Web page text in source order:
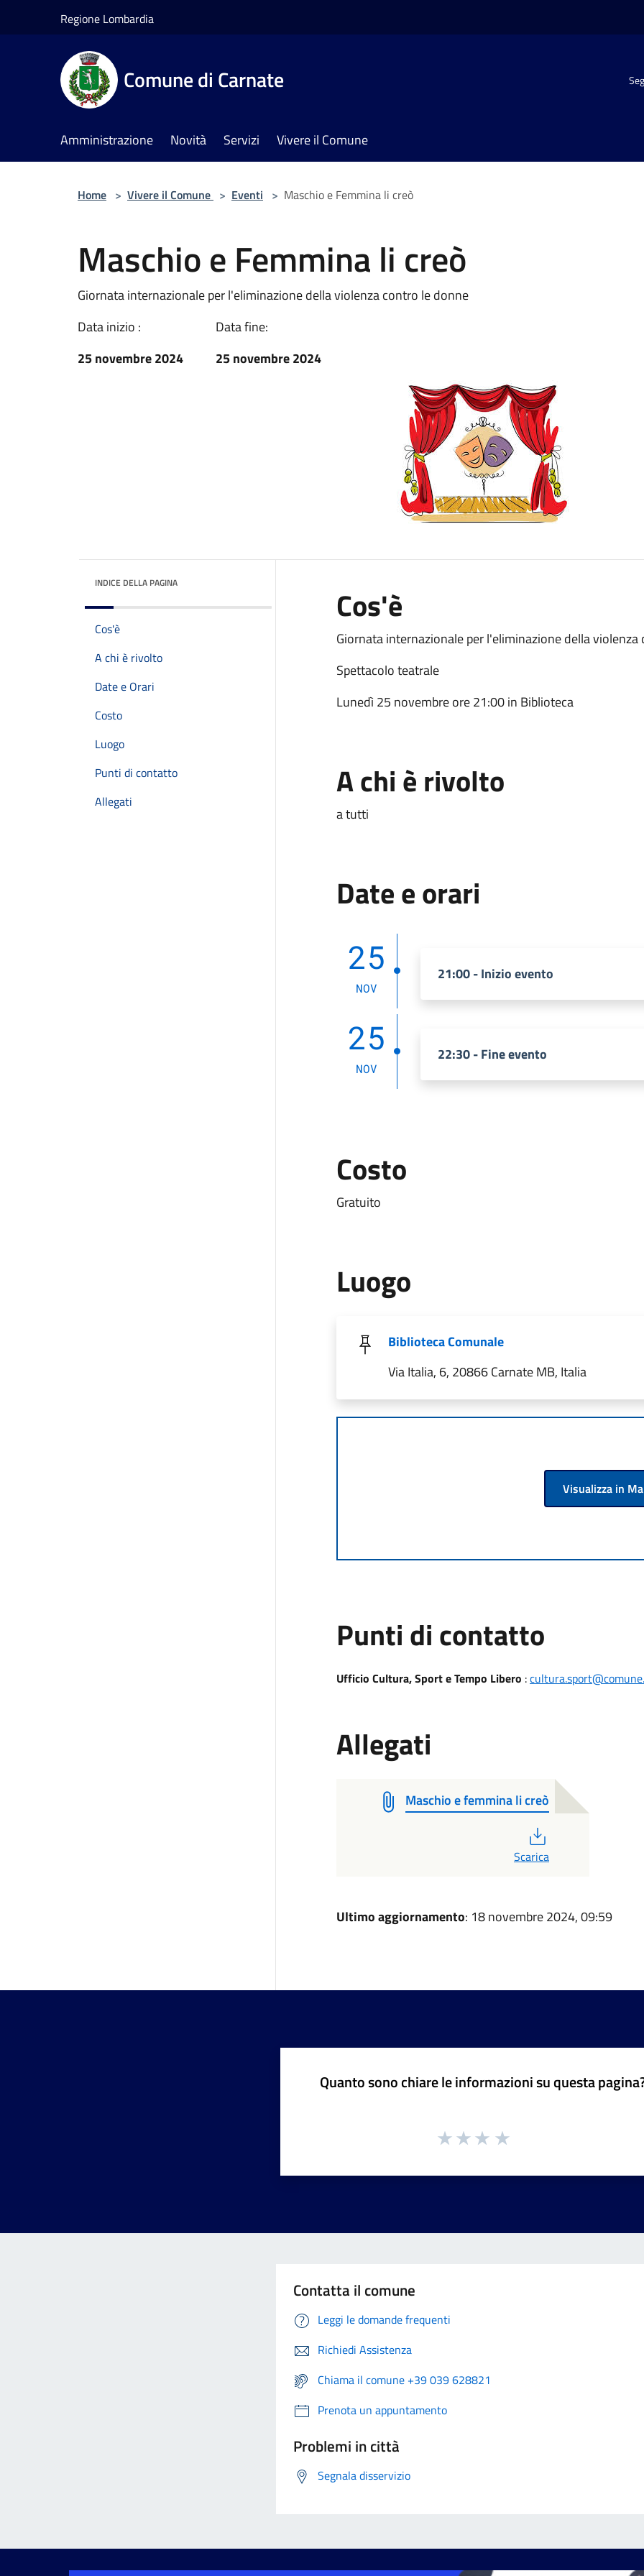
Regione Lombardia
Comune di Carnate
Amministrazione Novità Servizi Vivere il Comune
Home > Vivere il Comune > Eventi > Maschio e Femmina li creò
Maschio e Femmina li creò
Giornata internazionale per l'eliminazione della violenza contro le donne
Data inizio :
25 novembre 2024
Data fine:
25 novembre 2024
INDICE DELLA PAGINA
Cos'è
A chi è rivolto
Date e Orari
Costo
Luogo
Punti di contatto
Allegati
Cos'è
Giornata internazionale per l'eliminazione della
Spettacolo teatrale
Lunedì 25 novembre ore 21:00 in Biblioteca
A chi è rivolto
a tutti
Date e orari
25
NOV
21:00 - Inizio evento
25
NOV
22:30 - Fine evento
Costo
Gratuito
Luogo
Biblioteca Comunale
Via Italia, 6, 20866 Carnate MB, Italia
Visualizza in
Punti di contatto
Ufficio Cultura, Sport e Tempo Libero :
Allegati
Maschio e femmina li creò
Scarica
Ultimo aggiornamento: 18 novembre 2024, 09:59
Quanto sono chiare le informazioni su questa
Contatta il comune
Leggi le domande frequenti
Richiedi Assistenza
Chiama il comune +39 039 628821
Prenota un appuntamento
Problemi in città
Segnala disservizio